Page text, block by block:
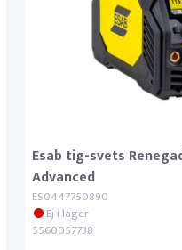
Esab tig-svets
Advanced
ES0447750890
Ej i lager
5560057738